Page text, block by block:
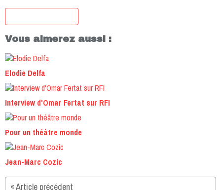
Vous aimerez aussi :
Elodie Delfa
Interview d'Omar Fertat sur RFI
Pour un théâtre monde
Jean-Marc Cozic